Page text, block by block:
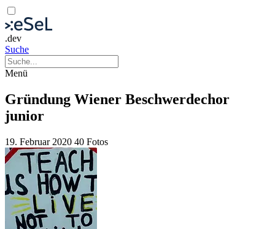
.dev
Suche
Menü
Gründung Wiener Beschwerdechor
junior
19. Februar 2020 40 Fotos